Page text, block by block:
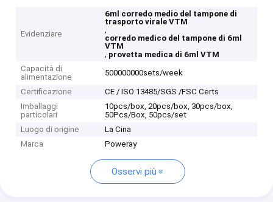
Evidenziare
6ml corredo medio del tampone di
trasporto virale VTM
,
corredo medico del tampone di 6ml
VTM
, provetta medica di 6ml VTM
Capacità di
alimentazione
500000000sets/week
Certificazione
CE / ISO 13485/SGS /FSC Certs
Imballaggi
particolari
10pcs/box, 20pcs/box, 30pcs/box,
50Pcs/Box, 50pcs/set
Luogo di origine
La Cina
Marca
Poweray
Osservi più